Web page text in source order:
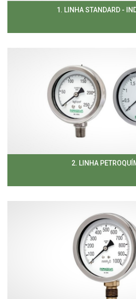
1. LINHA STANDARD -
2. LINHA